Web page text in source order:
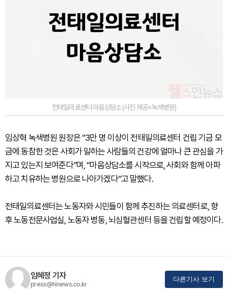
전태일의료센터 마음상담소 (사진 제공=녹색병원)
임상혁 녹색병원 원장은 “3만 명 이상이 전태일의료센터 건립 기금 모
금에 동참한 것은 사회가 일하는 사람들의 건강에 얼마나 큰 관심을 가
지고 있는지 보여준다”며, “마음상담소를 시작으로, 사회와 함께 아파
하고 치유하는 병원으로 나아가겠다”고 말했다.
전태일의료센터는 노동자와 시민들이 함께 추진하는 의료센터로, 향
후 노동전문사업실, 노동자 병동, 뇌심혈관센터 등을 건립할 예정이다.
임혜정 기자
press@hinews.co.kr
다른기사 보기